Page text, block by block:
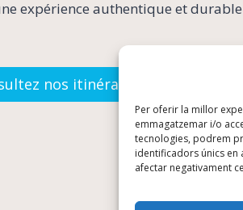
Per oferir la millor
emmagatzemar i/o
tecnologies, podrem
identificadors únics
afectar negativament
expérience authentique et
nos itinéraires VTT